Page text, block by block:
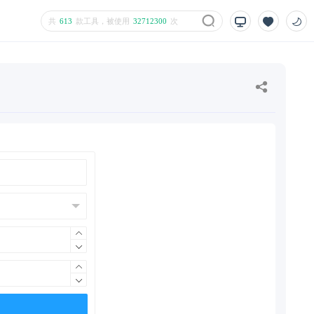
共 613 款工具，被使用 32712300 次